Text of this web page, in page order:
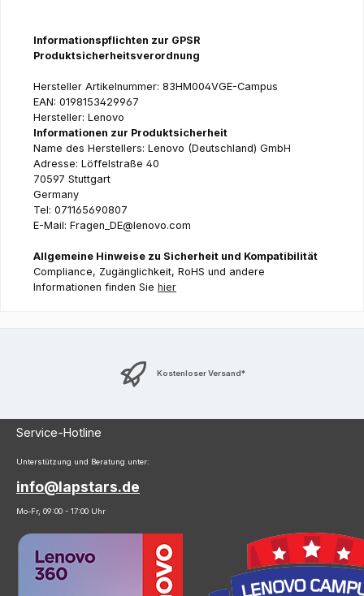
Informationspflichten zur GPSR
Produktsicherheitsverordnung
Hersteller Artikelnummer: 83HM004VGE-Campus
EAN: 0198153429967
Hersteller: Lenovo
Informationen zur Produktsicherheit
Name des Herstellers: Lenovo (Deutschland) GmbH
Adresse: Löffelstraße 40
70597 Stuttgart
Germany
Tel: 071165690807
E-Mail: Fragen_DE@lenovo.com
Allgemeine Hinweise zu Sicherheit und Kompatibilität
Compliance, Zugänglichkeit, RoHS und andere
Informationen finden Sie hier
Kostenloser Versand*
Service-Hotline
Unterstützung und Beratung unter:
info@lapstars.de
Mo-Fr, 09:00 - 17:00 Uhr